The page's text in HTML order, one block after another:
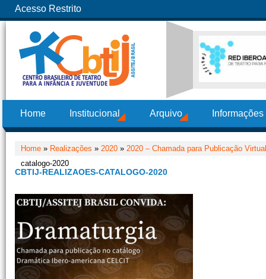
Acesso Restrito
Home Institucional Arquivo
Home » Realizações » 2020 » 2020 – Chamada para Publicação
catalogo-2020
CBTIJ-REALIZAOES-CATALOGO-2020